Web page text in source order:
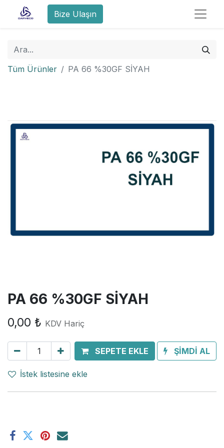
Bize Ulaşın
Tüm Ürünler PA 66 %30GF SİYAH
PA 66 %30GF SİYAH
0,00 ₺ KDV Hariç
SEPETE EKLE ŞİMDİ AL
İstek listesine ekle